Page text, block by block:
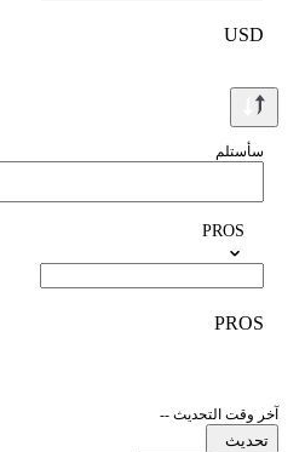
USD
سأستلم
PROS
PROS
آخر وقت التحديث --
تحديث